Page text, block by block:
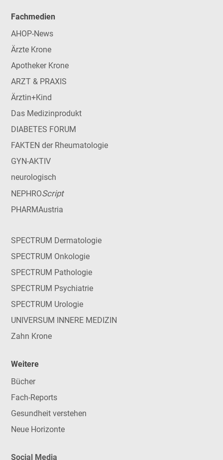
Fachmedien
AHOP-News
Ärzte Krone
Apotheker Krone
ARZT & PRAXIS
Ärztin+Kind
Das Medizinprodukt
DIABETES FORUM
FAKTEN der Rheumatologie
GYN-AKTIV
neurologisch
NEPHROScript
PHARMAustria
SPECTRUM Dermatologie
SPECTRUM Onkologie
SPECTRUM Pathologie
SPECTRUM Psychiatrie
SPECTRUM Urologie
UNIVERSUM INNERE MEDIZIN
Zahn Krone
Weitere
Bücher
Fach-Reports
Gesundheit verstehen
Neue Horizonte
Social Media